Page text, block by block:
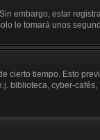
embargo, estar
le tomará unos
cierto tiempo. Esto
biblioteca, cyber-